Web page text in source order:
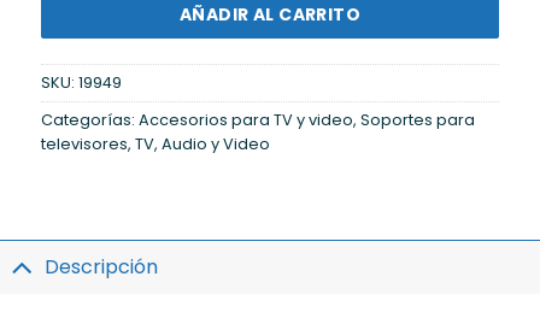
AÑADIR AL CARRITO
SKU: 19949
Categorías: Accesorios para TV y video, Soportes para
televisores, TV, Audio y Video
Descripción